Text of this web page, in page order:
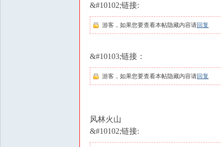
&#10102;链接:
游客，如果您要查看本帖隐藏内容请回复
&#10103;链接：
游客，如果您要查看本帖隐藏内容请回复
风林火山
&#10102;链接: